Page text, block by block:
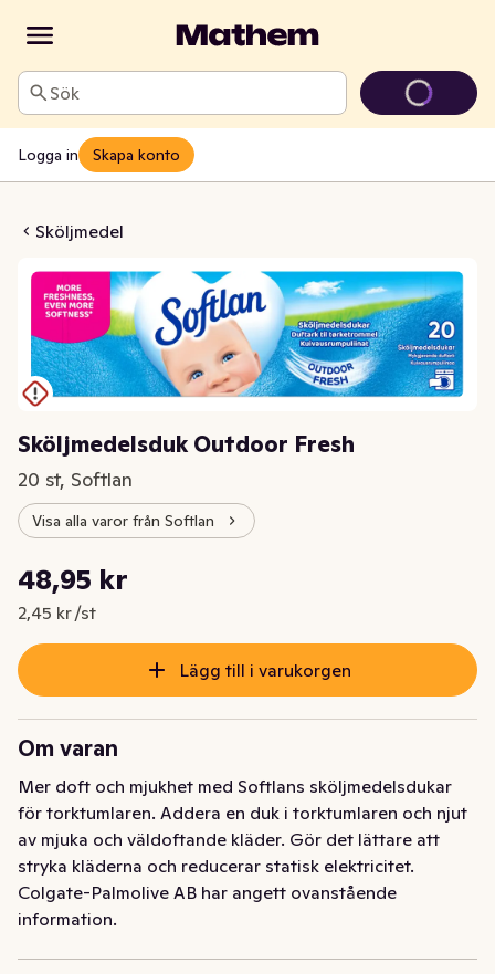
Sök
Logga in Skapa konto
Sköljmedel
Outdoor Fresh
Sköljmedelsduk Outdoor Fresh
20 st, Softlan
Visa alla varor från Softlan
Nuvarande pris är: 48,95 kr
48,95 kr
2,45 kr /st
Styckpris: 2,45 kr /st
Lägg till i varukorgen
Om varan
Mer doft och mjukhet med Softlans sköljmedelsdukar
för torktumlaren. Addera en duk i torktumlaren och njut
av mjuka och väldoftande kläder. Gör det lättare att
stryka kläderna och reducerar statisk elektricitet.
Colgate-Palmolive AB har angett ovanstående
information.